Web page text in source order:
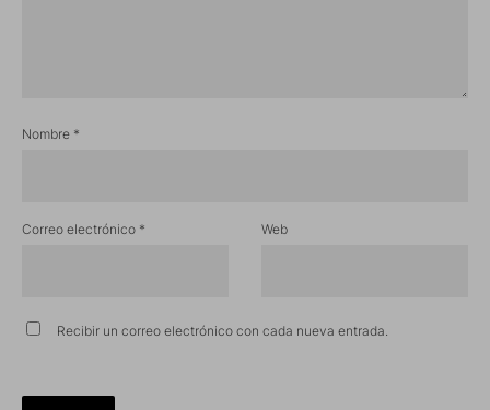
Nombre *
Correo electrónico * Web
Recibir un correo electrónico con cada nueva entrada.